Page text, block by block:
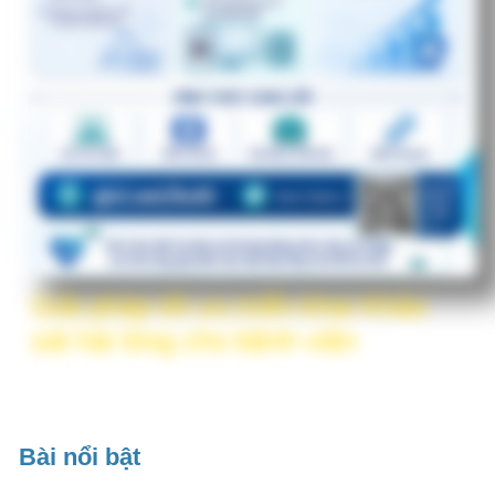
Giải pháp tối ưu triển khai Khảo
sát hài lòng cho bệnh viện
Bài nổi bật
#1 Giải pháp tối ưu triển khai Khảo sát hài
lòng cho bệnh viện
DrVDT
#2 Giới thiệu chuyên đề khảo sát hài lòng
VHM
lượng bệnh viện hàng năm, áp dụng
từ đợt kiểm tra 2024-2025